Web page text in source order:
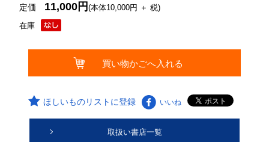
在庫
定価 11,000円(本体10,000円 ＋ 税)
ほしいものリストに登録 いいね
取扱い書店一覧